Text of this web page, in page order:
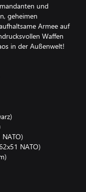
und
geheimen
Armee auf
Waffen
in der Außenwelt!
NATO)
NATO)